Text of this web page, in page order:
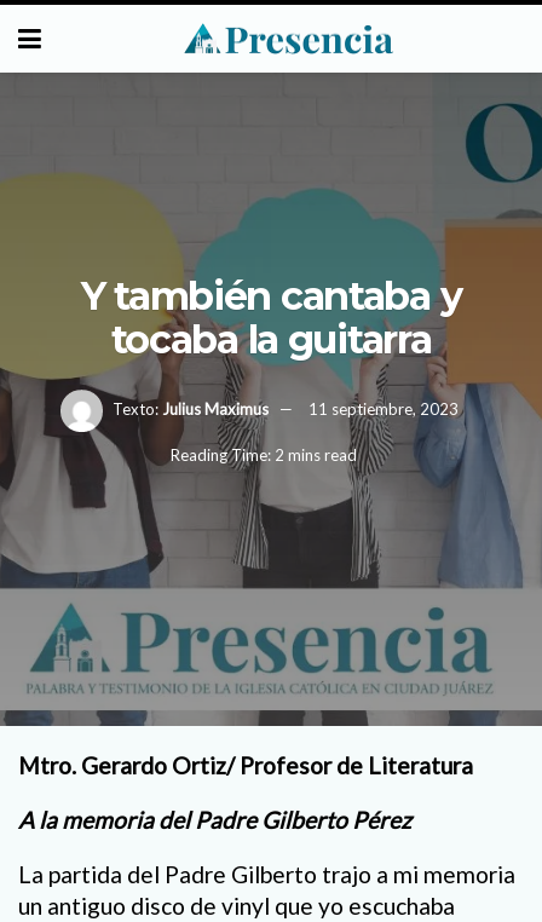
Y también cantaba y
tocaba la guitarra
Texto: Julius Maximus 11 septiembre, 2023
Reading Time: 2 mins read
Mtro. Gerardo Ortiz/ Profesor de Literatura
A la memoria del Padre Gilberto Pérez
La partida del Padre Gilberto trajo a mi memoria
un antiguo disco de vinyl que yo escuchaba